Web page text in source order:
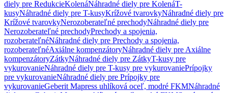
diely pre RedukcieKolenáNáhradné diely pre KolenáT-
kusyNáhradné diely pre T-kusyKrížové tvarovkyNáhradné diely pre
Krížové tvarovkyNerozoberateľné prechodyNáhradné diely pre
Nerozoberateľné prechodyPrechody a spojenia,
rozoberateľnéNáhradné diely pre Prechody a spojenia,
rozoberateľnéAxiálne kompenzátoryNáhradné diely pre Axiálne
kompenzátoryZátkyNáhradné diely pre ZátkyT-kusy pre
vykurovanieNáhradné diely pre T-kusy pre vykurovaniePrípojky
pre vykurovanieNáhradné diely pre Prípojky pre
vykurovanieGeberit Mapress uhlíková oceľ, modré FKMNáhradné